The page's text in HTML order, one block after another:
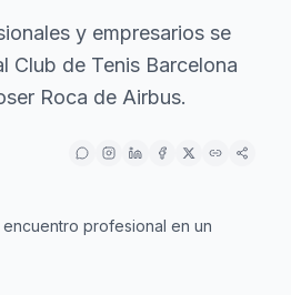
y empresarios se
Club de Tenis Barcelona
Roca de Airbus.
profesional en un